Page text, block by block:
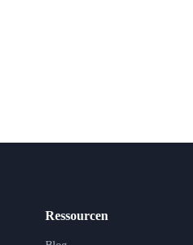
Ressourcen